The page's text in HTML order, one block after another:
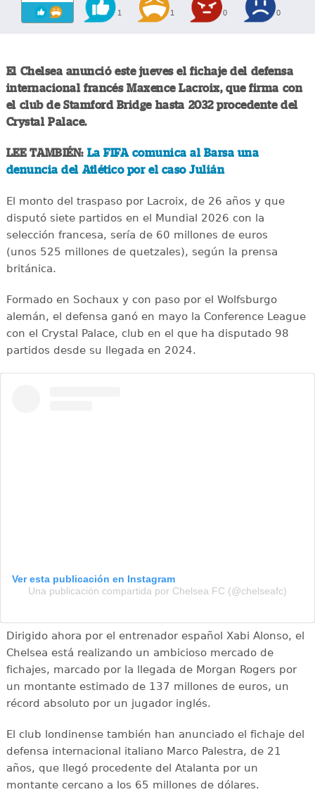
1 1 0 0
El Chelsea anunció este jueves el fichaje del defensa
internacional francés Maxence Lacroix, que firma con
el club de Stamford Bridge hasta 2032 procedente del
Crystal Palace.
LEE TAMBIÉN: La FIFA comunica al Barsa una
denuncia del Atlético por el caso Julián
El monto del traspaso por Lacroix, de 26 años y que
disputó siete partidos en el Mundial 2026 con la
selección francesa, sería de 60 millones de euros
(unos 525 millones de quetzales), según la prensa
británica.
Formado en Sochaux y con paso por el Wolfsburgo
alemán, el defensa ganó en mayo la Conference League
con el Crystal Palace, club en el que ha disputado 98
partidos desde su llegada en 2024.
Ver esta publicación en Instagram
Una publicación compartida por Chelsea FC (@chelseafc)
Dirigido ahora por el entrenador español Xabi Alonso, el
Chelsea está realizando un ambicioso mercado de
fichajes, marcado por la llegada de Morgan Rogers por
un montante estimado de 137 millones de euros, un
récord absoluto por un jugador inglés.
El club londinense también han anunciado el fichaje del
defensa internacional italiano Marco Palestra, de 21
años, que llegó procedente del Atalanta por un
montante cercano a los 65 millones de dólares.